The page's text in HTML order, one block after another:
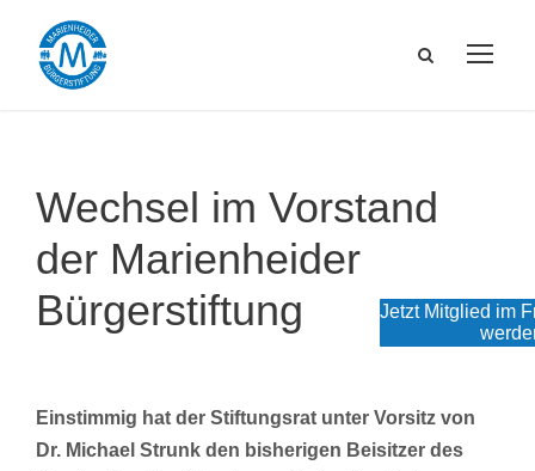
Wechsel im Vorstand
der Marienheider
Bürgerstiftung
Einstimmig hat der Stiftungsrat unter Vorsitz von
Dr. Michael Strunk den bisherigen Beisitzer des
Jetzt Mitglied im